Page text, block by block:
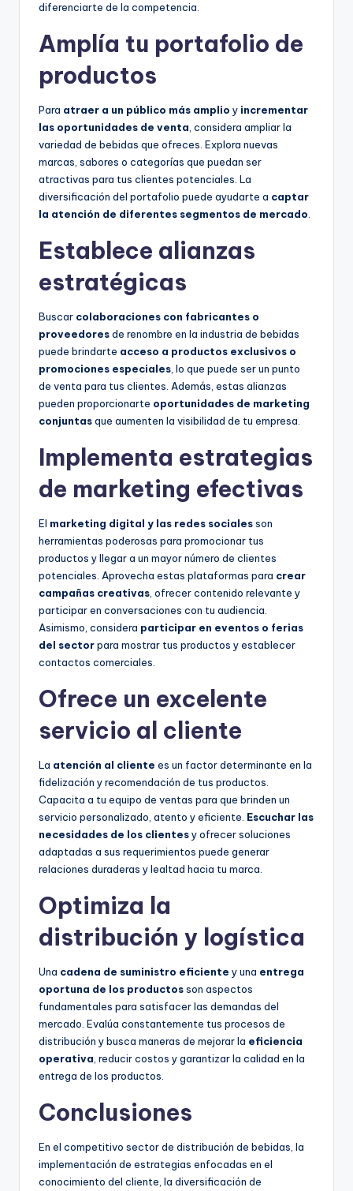
diferenciarte de la competencia.
Amplía tu portafolio de
productos
Para atraer a un público más amplio y incrementar
las oportunidades de venta , considera ampliar la
variedad de bebidas que ofreces. Explora nuevas
marcas, sabores o categorías que puedan ser
atractivas para tus clientes potenciales. La
diversificación del portafolio puede ayudarte a captar
la atención de diferentes segmentos de mercado
Establece alianzas
estratégicas
Buscar colaboraciones con fabricantes o
proveedoresde renombre en la industria de bebidas
puede brindarte acceso a productos exclusivos o
promociones especiales , lo que puede ser un punto
de venta para tus clientes. Además, estas alianzas
pueden proporcionarte oportunidades de marketing
conjuntasque aumenten la visibilidad de tu empresa.
Implementa estrategias
de marketing efectivas
El marketing digital y las redes socialesson
herramientas poderosas para promocionar tus
productos y llegar a un mayor número de clientes
potenciales. Aprovecha estas plataformas para crear
campañas creativas , ofrecer contenido relevante y
participar en conversaciones con tu audiencia.
Asimismo, considera participar en eventos o ferias
del sectorpara mostrar tus productos y establecer
contactos comerciales.
Ofrece un excelente
servicio al cliente
La atención al cliente es un factor determinante en la
fidelización y recomendación de tus productos.
Capacita a tu equipo de ventas para que brinden un
servicio personalizado, atento y eficiente. Escuchar las
necesidades de los clientesy ofrecer soluciones
adaptadas a sus requerimientos puede generar
relaciones duraderas y lealtad hacia tu marca.
Optimiza la
distribución y logística
Una cadena de suministro eficiente y una entrega
oportuna de los productosson aspectos
fundamentales para satisfacer las demandas del
mercado. Evalúa constantemente tus procesos de
distribución y busca maneras de mejorar la eficiencia
operativa , reducir costos y garantizar la calidad en la
entrega de los productos.
Conclusiones
En el competitivo sector de distribución de bebidas, la
implementación de estrategias enfocadas en el
conocimiento del cliente, la diversificación de